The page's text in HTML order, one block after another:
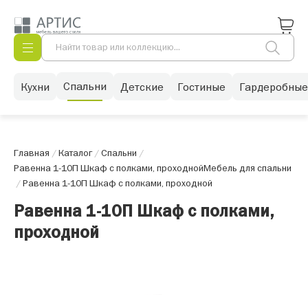
Кухни Спальни Детские Гостиные Гардеробные
Главная /Каталог/Спальни /
Равенна 1-10П Шкаф с полками, проходнойМебель для спальни
/Равенна 1-10П Шкаф с полками, проходной
Равенна 1-10П Шкаф с полками,
проходной